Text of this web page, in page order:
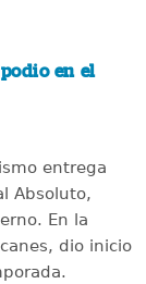
en el
entrega
Absoluto,
En la
dio inicio